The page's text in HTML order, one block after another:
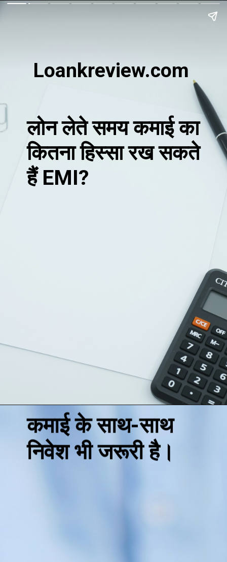
Loankreview.com
लोन लेते समय कमाई का
कितना हिस्सा रख सकते
हैं EMI?